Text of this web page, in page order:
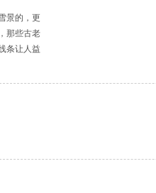
景的，更
那些古老
条让人益